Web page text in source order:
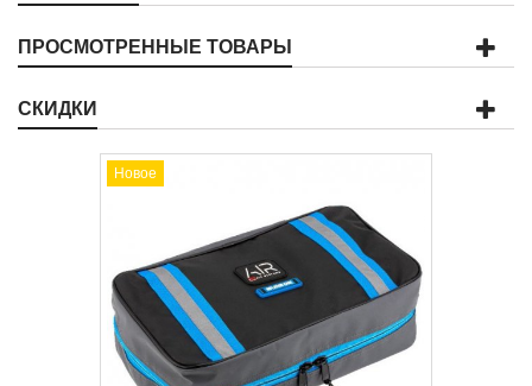
ПРОСМОТРЕННЫЕ ТОВАРЫ
СКИДКИ
Новое